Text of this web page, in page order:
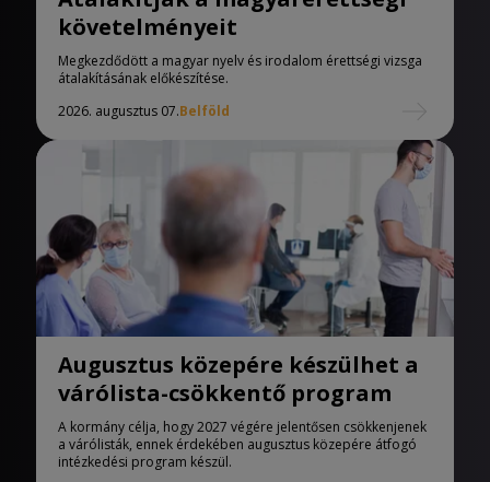
követelményeit
Megkezdődött a magyar nyelv és irodalom érettségi vizsga
átalakításának előkészítése.
2026. augusztus 07.Belföld
Augusztus közepére készülhet a
várólista-csökkentő program
A kormány célja, hogy 2027 végére jelentősen csökkenjenek
a várólisták, ennek érdekében augusztus közepére átfogó
intézkedési program készül.